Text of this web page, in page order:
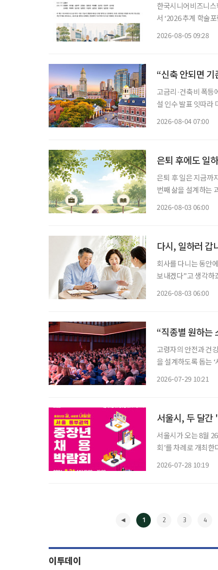
한국시니어비즈니
서 ‘2026 추계 학술
2026-08-05 09:28
“신축 안되면
고금리·건축비 폭등에 신규 개발 ‘스톱’ 입주율
설 인수 발표 잇따라 미국 고령자 주거시설 시장에 지각변동이 나타나고 있다. 고령화로 입주
2026-08-04 07:00
은퇴 후에도 일
은퇴 후 일은 지금까
번째 삶을 설계하는 과정이다. 은퇴를 앞뒀거나 회사를 나온 뒤
2026-08-03 06:00
다시, 일하러 갑
회사를 다니는 동안
보내겠다”고 생각하죠
2026-08-03 06:00
“직종별 원하는
고령자의 안전과 건
을 설계하도록 돕는 ‘사람
2026-07-29 10:21
서울시, 두 달
서울시가 오는 8월
회’를 차례로 개최한다. 박람회는 △8월 26일 동부캠퍼스 △9월 1일 서부캠퍼스
2026-07-28 10:19
1 2 3 4
이투데이